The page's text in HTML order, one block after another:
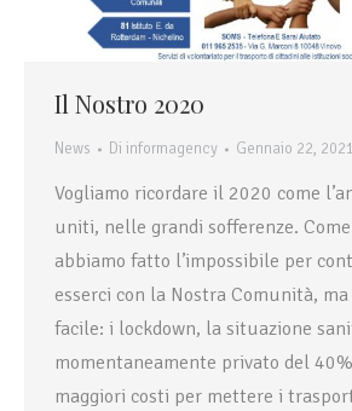
Il Nostro 2020
News Di informagency Gennaio 22, 2021
Vogliamo ricordare il 2020 come
uniti, nelle grandi sofferenze. Come
abbiamo fatto l’impossibile per
esserci con la Nostra Comunità,
facile: i lockdown, la situazione
momentaneamente privato del
maggiori costi per mettere i